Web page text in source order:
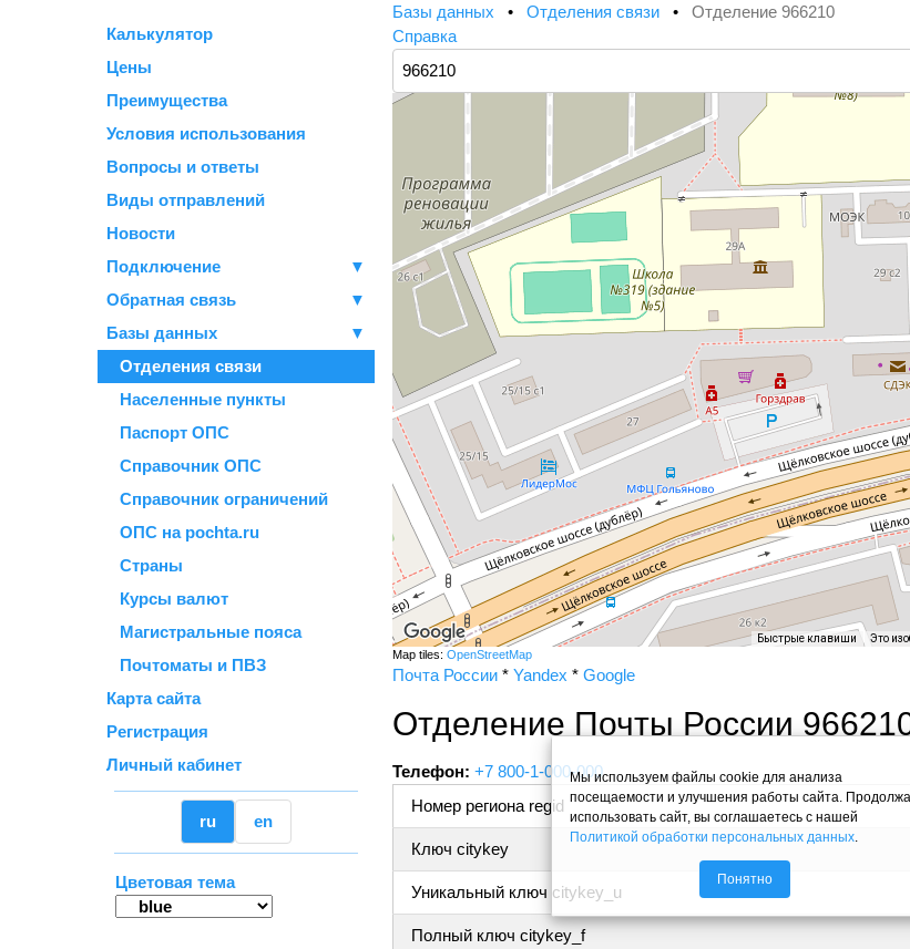
Калькулятор
Цены
Преимущества
Условия использования
Вопросы и ответы
Виды отправлений
Новости
Подключение
▼
Обратная связь
▼
Базы данных
▼
Отделения связи
Населенные пункты
Паспорт ОПС
Справочник ОПС
Справочник ограничений
ОПС на pochta.ru
Страны
Курсы валют
Магистральные пояса
Почтоматы и ПВЗ
Карта сайта
Регистрация
Личный кабинет
ru en
Цветовая тема
Базы данных • Отделения связи • Отделение 966210
Справка
Быстрые клавиши Это
Map tiles: OpenStreetMap
Почта России * Yandex * Google
Отделение Почты России
Телефон: +7 800-1-000-000
Номер региона regid
Ключ citykey
Уникальный ключ citykey_u
Полный ключ citykey_f
Мы используем файлы cookie для анализа
посещаемости и улучшения работы сайта.
использовать сайт, вы соглашаетесь с нашей
Политикой обработки персональных данных
Понятно